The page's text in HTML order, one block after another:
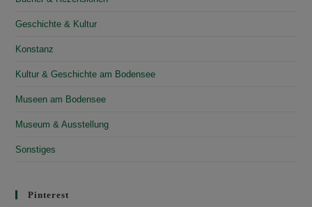
Geschichte & Kultur
Konstanz
Kultur & Geschichte am Bodensee
Museen am Bodensee
Museum & Ausstellung
Sonstiges
Pinterest